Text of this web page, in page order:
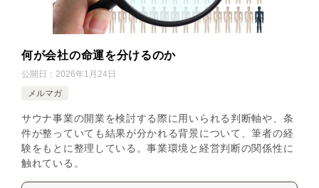
何が会社の命運を分けるのか
公開日： 2026年1月24日
メルマガ
サウナ事業の開業を検討する際に用いられる判断軸や、条
件が整っていても結果が分かれる背景について、筆者の経
験をもとに整理している。事業環境と経営判断の関係性に
触れている。